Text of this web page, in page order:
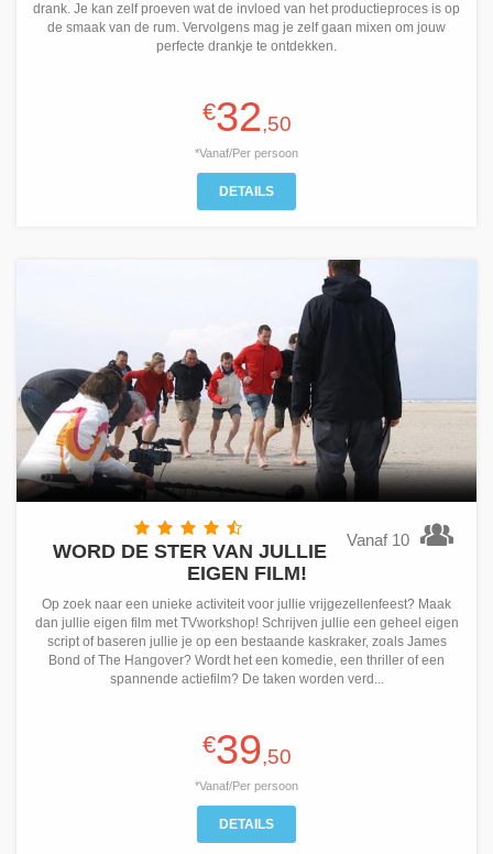
drank. Je kan zelf proeven wat de invloed van het productieproces is op
de smaak van de rum. Vervolgens mag je zelf gaan mixen om jouw
perfecte drankje te ontdekken.
€32,50
*Vanaf/Per persoon
DETAILS
Vanaf 10
WORD DE STER VAN JULLIE
EIGEN FILM!
Op zoek naar een unieke activiteit voor jullie vrijgezellenfeest? Maak
dan jullie eigen film met TVworkshop! Schrijven jullie een geheel eigen
script of baseren jullie je op een bestaande kaskraker, zoals James
Bond of The Hangover? Wordt het een komedie, een thriller of een
spannende actiefilm? De taken worden verd...
€39,50
*Vanaf/Per persoon
DETAILS